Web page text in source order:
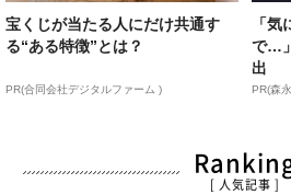
宝くじが当たる人にだけ共通す
る“ある特徴”とは？
PR(合同会社デジタルファーム )
「
で…
出
PR(森
[ 人気記事 ]